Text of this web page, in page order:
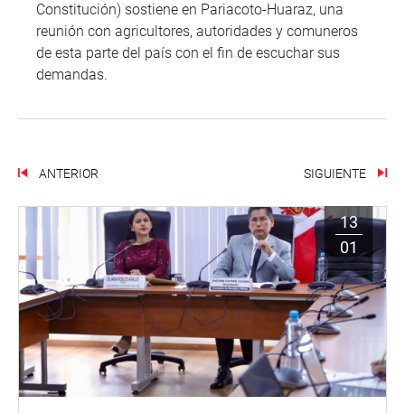
Constitución) sostiene en Pariacoto-Huaraz, una
reunión con agricultores, autoridades y comuneros
de esta parte del país con el fin de escuchar sus
demandas.
ANTERIOR SIGUIENTE
13
01